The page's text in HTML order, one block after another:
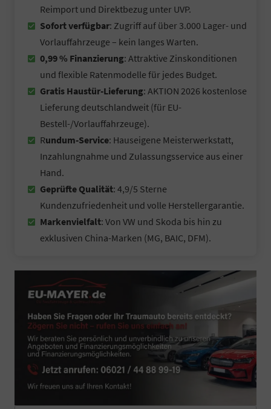
Reimport und Direktbezug unter UVP.
Sofort verfügbar: Zugriff auf über 3.000 Lager- und
Vorlauffahrzeuge – kein langes Warten.
0,99 % Finanzierung: Attraktive Zinskonditionen
und flexible Ratenmodelle für jedes Budget.
Gratis Haustür-Lieferung: AKTION 2026 kostenlose
Lieferung deutschlandweit (für EU-
Bestell-/Vorlauffahrzeuge).
Rundum-Service: Hauseigene Meisterwerkstatt,
Inzahlungnahme und Zulassungsservice aus einer
Hand.
Geprüfte Qualität: 4,9/5 Sterne
Kundenzufriedenheit und volle Herstellergarantie.
Markenvielfalt: Von VW und Skoda bis hin zu
exklusiven China-Marken (MG, BAIC, DFM).